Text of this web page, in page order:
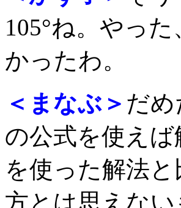
105°ね。やっ
かったわ。
＜まなぶ＞ だ
の公式を使え
を使った解法
方とは思えな